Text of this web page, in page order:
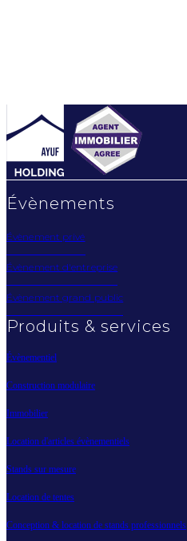
Évènements
Évènement privé
Évènement d'entreprise
Évènement grand public
Produits & services
Évènementiel
Construction modulaire
Immobilier
Location d'articles évènementiels
Stands sur mesure
Location de tentes
Conception & location de stands professionnels